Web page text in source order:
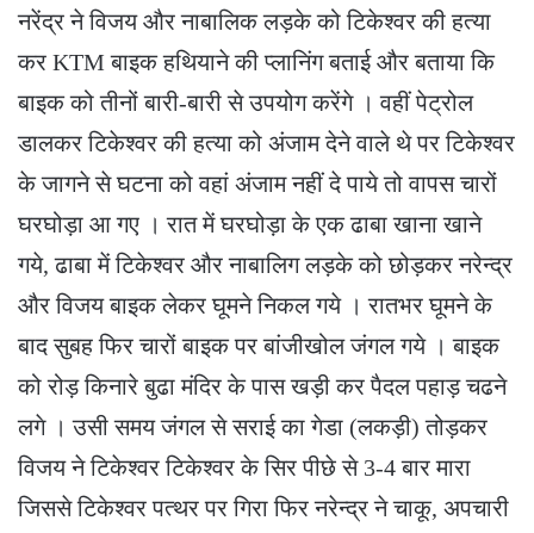
नरेंद्र ने विजय और नाबालिक लड़के को टिकेश्वर की हत्या
कर KTM बाइक हथियाने की प्लानिंग बताई और बताया कि
बाइक को तीनों बारी-बारी से उपयोग करेंगे । वहीं पेट्रोल
डालकर टिकेश्वर की हत्या को अंजाम देने वाले थे पर टिकेश्वर
के जागने से घटना को वहां अंजाम नहीं दे पाये तो वापस चारों
घरघोड़ा आ गए । रात में घरघोड़ा के एक ढाबा खाना खाने
गये, ढाबा में टिकेश्वर और नाबालिग लड़के को छोड़कर नरेन्द्र
और विजय बाइक लेकर घूमने निकल गये । रातभर घूमने के
बाद सुबह फिर चारों बाइक पर बांजीखोल जंगल गये । बाइक
को रोड़ किनारे बुढा मंदिर के पास खड़ी कर पैदल पहाड़ चढने
लगे । उसी समय जंगल से सराई का गेडा (लकड़ी) तोड़कर
विजय ने टिकेश्वर टिकेश्वर के सिर पीछे से 3-4 बार मारा
जिससे टिकेश्वर पत्थर पर गिरा फिर नरेन्द्र ने चाकू, अपचारी